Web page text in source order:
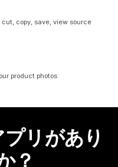
copy, save, view source
product photos
リがあり
？